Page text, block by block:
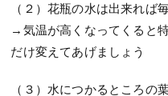
（２）花瓶の水は出来れば
→気温が高くなってくると
だけ変えてあげましょう
（３）水につかるところの